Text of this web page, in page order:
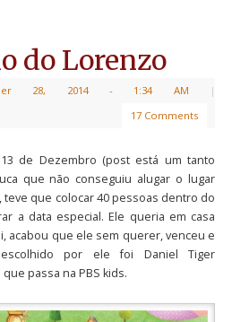
do Lorenzo
28, 2014 - 1:34 AM
|
17 Comments
de Dezembro (post está um tanto
que não conseguiu alugar o lugar
que colocar 40 pessoas dentro do
a data especial. Ele queria em casa
acabou que ele sem querer, venceu e
por ele foi Daniel Tiger
passa na PBS kids.